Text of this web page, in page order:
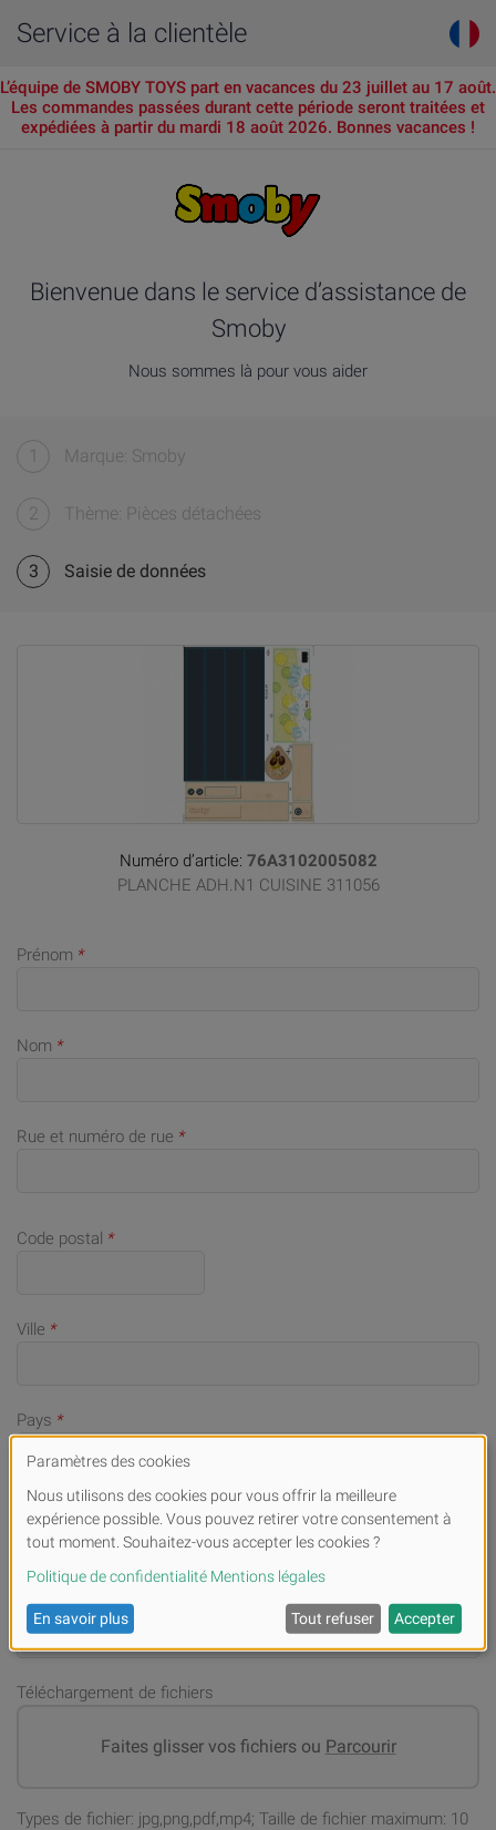
Service à la clientèle
L’équipe de SMOBY TOYS part en vacances du 23 juillet au 17 août.
Les commandes passées durant cette période seront traitées et
expédiées à partir du mardi 18 août 2026. Bonnes vacances !
Bienvenue dans le service d’assistance de
Smoby
Nous sommes là pour vous aider
1 Marque: Smoby
2 Thème: Pièces détachées
3 Saisie de données
Numéro d’article: 76A3102005082
PLANCHE ADH.N1 CUISINE 311056
Prénom *
Nom *
Rue et numéro de rue *
Code postal *
Ville *
Pays *
Numéro de téléphone portable (en cas de demandes)*
Adresse email*
Téléchargement de fichiers
Faites glisser vos fichiers ou Parcourir
Types de fichier: jpg,png,pdf,mp4; Taille de fichier maximum: 10